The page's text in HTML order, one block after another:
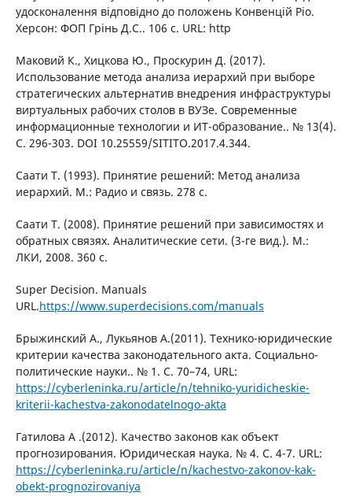
удосконалення відповідно до положень Конвенцій Ріо.
Херсон: ФОП Грінь Д.С.. 106 с. URL: http
Маковий К., Хицкова Ю., Проскурин Д. (2017).
Использование метода анализа иерархий при выборе
стратегических альтернатив внедрения инфраструктуры
виртуальных рабочих столов в ВУЗе. Современные
информационные технологии и ИТ-образование.. № 13(4).
С. 296-303. DOI 10.25559/SITITO.2017.4.344.
Саати Т. (1993). Принятие решений: Метод анализа
иерархий. М.: Радио и связь. 278 с.
Саати Т. (2008). Принятие решений при зависимостях и
обратных связях. Аналитические сети. (3-ге вид.). М.:
ЛКИ, 2008. 360 с.
Super Decision. Manuals
URL.https://www.superdecisions.com/manuals
Брыжинский А., Лукьянов А.(2011). Технико-юридические
критерии качества законодательного акта. Социально-
политические науки.. № 1. С. 70–74, URL:
https://cyberleninka.ru/article/n/tehniko-yuridicheskie-
kriterii-kachestva-zakonodatelnogo-akta
Гатилова А .(2012). Качество законов как объект
прогнозирования. Юридическая наука. № 4. С. 4-7. URL:
https://cyberleninka.ru/article/n/kachestvo-zakonov-kak-
obekt-prognozirovaniya